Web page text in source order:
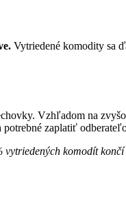
Vytriedené komodity sa
Vzhľadom na
potrebné zaplatiť
vytriedených komodít